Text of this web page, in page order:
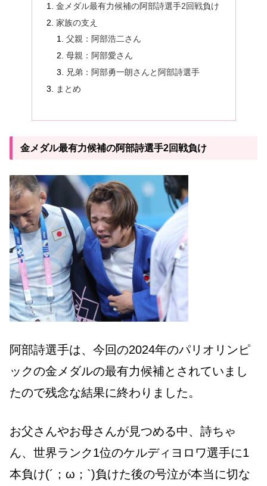
金メダル最有力候補の阿部詩選手2回戦負け
家族の支え
父親：阿部浩二さん
母親：阿部愛さん
兄弟：阿部勇一朗さんと阿部詩選手
まとめ
金メダル最有力候補の阿部詩選手2回戦負け
阿部詩選手は、今回の2024年のパリオリンピ
ックの金メダルの最有力候補とされていまし
たので残念な結果に終わりました。
お父さんやお母さんが見つめる中、 詩ちゃ
ん、世界ランク1位のケルディヨロワ選手に1
本負け(´；ω；`)負けた後の号泣が本当に切な